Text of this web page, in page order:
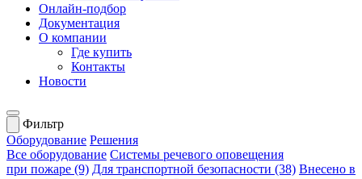
Онлайн-подбор
Документация
О компании
Где купить
Контакты
Новости
Фильтр
Оборудование Решения
Все оборудование Системы речевого оповещения
при пожаре (9) Для транспортной безопасности (38) Внесено в